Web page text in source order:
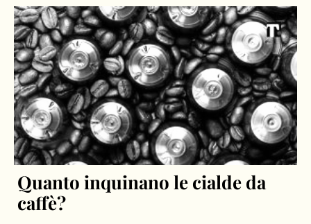
Quanto inquinano le cialde da
caffè?